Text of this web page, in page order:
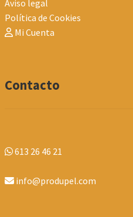
Aviso legal
Política de Cookies
Mi Cuenta
Contacto
613 26 46 21
info@produpel.com